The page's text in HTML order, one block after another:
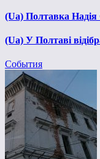
(Ua) Полтавка Надія
(Ua) У Полтаві
События